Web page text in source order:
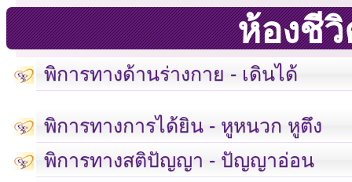
ห้องชี
พิการทางด้านร่างกาย - เดินได้
พิการทางการได้ยิน - หูหนวก หูตึง
พิการทางสติปัญญา - ปัญญาอ่อน